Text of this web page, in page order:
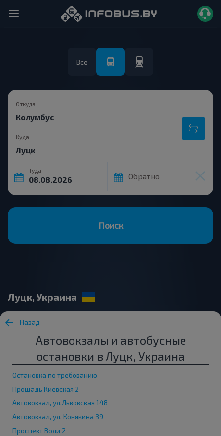
Все
Откуда
Куда
Туда
Обратно
Поиск
Луцк, Украина
Назад
Автовокзалы и автобусные
остановки в Луцк, Украина
Остановка по требованию
Прощадь Киевская 2
Автовокзал, ул.Львовская 148
Автовокзал, ул. Конякина 39
Проспект Воли 2